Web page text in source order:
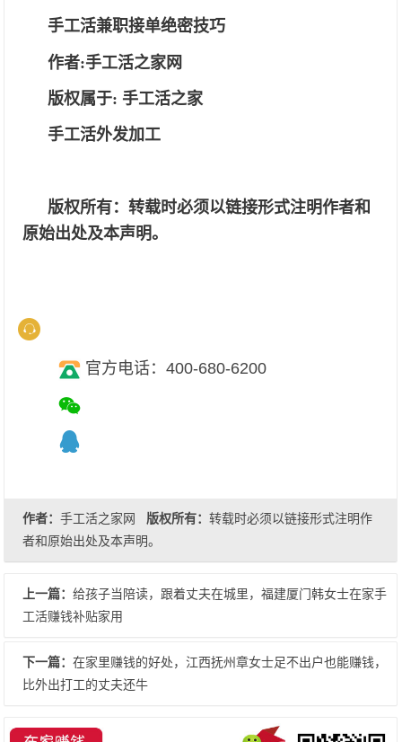
手工活兼职接单绝密技巧
作者:手工活之家网
版权属于: 手工活之家
手工活外发加工
版权所有：转载时必须以链接形式注明作者和
原始出处及本声明。
官方电话：400-680-6200
作者：手工活之家网版权所有：转载时必须以链接形式注明作
者和原始出处及本声明。
上一篇：给孩子当陪读，跟着丈夫在城里，福建厦门韩女士在家手
工活赚钱补贴家用
下一篇：在家里赚钱的好处，江西抚州章女士足不出户也能赚钱，
比外出打工的丈夫还牛